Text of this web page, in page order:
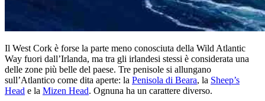
Il West Cork è forse la parte meno conosciuta della Wild Atlantic
Way fuori dall’Irlanda, ma tra gli irlandesi stessi è considerata una
delle zone più belle del paese. Tre penisole si allungano
sull’Atlantico come dita aperte: la Penisola di Beara, la Sheep’s
Head e la Mizen Head. Ognuna ha un carattere diverso.